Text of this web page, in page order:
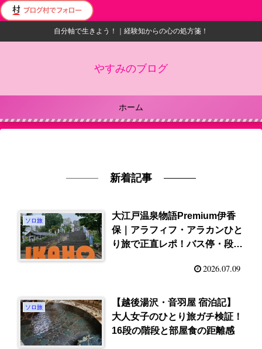
自分軸で生きよう！｜経験知からの心の処方箋！
やすみのブログ
ホーム
新着記事
ソロ旅
大江戸温泉物語Premium伊香
保｜アラフィフ・アラカンひと
り旅で正直レポ！バス停・段
2026.07.09
ソロ旅
【越後湯沢・音羽屋 宿泊記】
大人女子のひとり旅ガチ検証！
16段の階段と部屋食の距離感